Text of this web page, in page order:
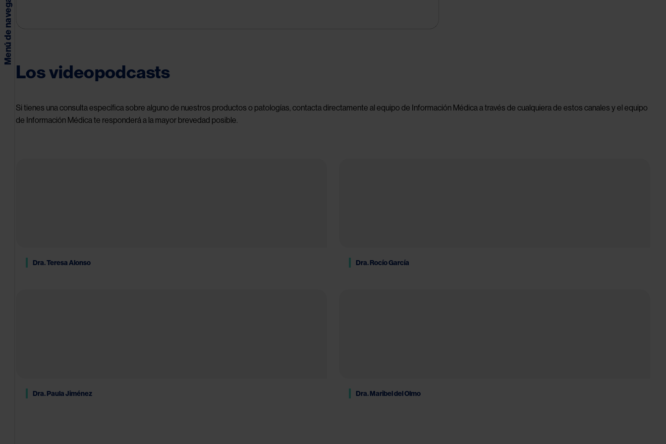
Menú de navegación
Los videopodcasts
Si tienes una consulta específica sobre alguno de nuestros productos o patologías, contacta directamente al equipo de Información Médica a través de cualquiera de estos canales y el equipo
de Información Médica te responderá a la mayor brevedad posible.
Dra. Teresa Alonso Dra. Rocío García
Dra. Paula Jiménez Dra. Maribel del Olmo